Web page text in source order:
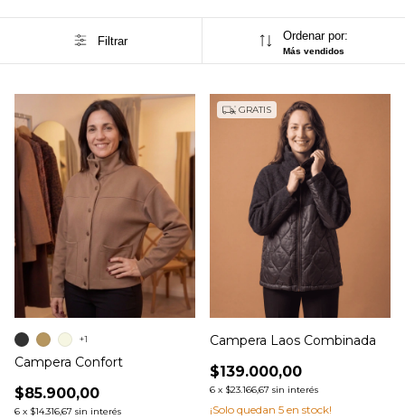
Filtrar Ordenar por:
Más vendidos
Campera Confort
$85.900,00
6 x $14.316,67 sin interés
+1
GRATIS
Campera Laos Combinada
$139.000,00
6 x $23.166,67 sin interés
¡Solo quedan 5 en stock!